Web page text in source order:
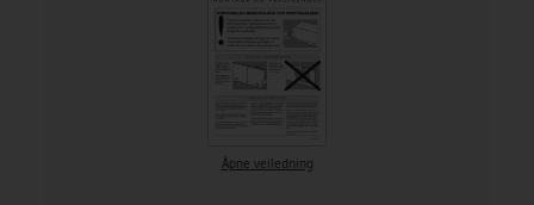
Åpne veiledning